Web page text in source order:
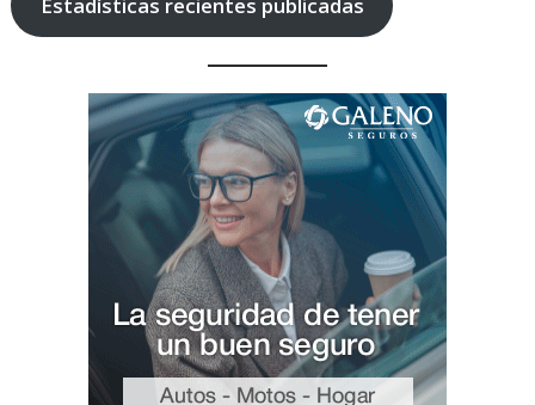
Estadísticas recientes publicadas